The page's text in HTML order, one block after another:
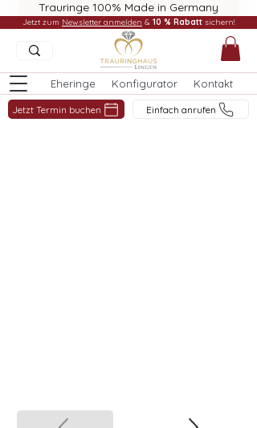
Trauringe 100% Made in Germany
Eheringe Konfigurator Kontakt
Jetzt Termin buchen Einfach anrufen
Jetzt zum Newsletter anmelden & 10 % Rabatt sichern!